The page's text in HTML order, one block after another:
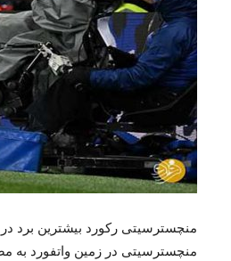
منچسترسیتی رکورد بیشترین برد
منچسترسیتی در زمین واتفورد به